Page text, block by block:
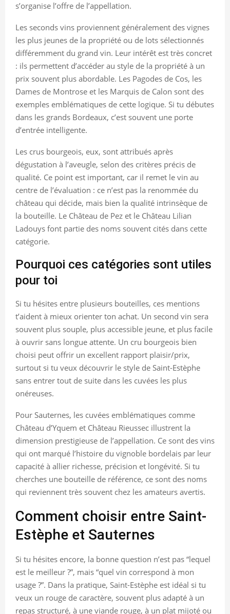
s’organise l’offre de l’appellation.
Les seconds vins proviennent généralement des vignes
les plus jeunes de la propriété ou de lots sélectionnés
différemment du grand vin. Leur intérêt est très concret
: ils permettent d’accéder au style de la propriété à un
prix souvent plus abordable. Les Pagodes de Cos, les
Dames de Montrose et les Marquis de Calon sont des
exemples emblématiques de cette logique. Si tu débutes
dans les grands Bordeaux, c’est souvent une porte
d’entrée intelligente.
Les crus bourgeois, eux, sont attribués après
dégustation à l’aveugle, selon des critères précis de
qualité. Ce point est important, car il remet le vin au
centre de l’évaluation : ce n’est pas la renommée du
château qui décide, mais bien la qualité intrinsèque de
la bouteille. Le Château de Pez et le Château Lilian
Ladouys font partie des noms souvent cités dans cette
catégorie.
Pourquoi ces catégories sont utiles
pour toi
Si tu hésites entre plusieurs bouteilles, ces mentions
t’aident à mieux orienter ton achat. Un second vin sera
souvent plus souple, plus accessible jeune, et plus facile
à ouvrir sans longue attente. Un cru bourgeois bien
choisi peut offrir un excellent rapport plaisir/prix,
surtout si tu veux découvrir le style de Saint-Estèphe
sans entrer tout de suite dans les cuvées les plus
onéreuses.
Pour Sauternes, les cuvées emblématiques comme
Château d’Yquem et Château Rieussec illustrent la
dimension prestigieuse de l’appellation. Ce sont des vins
qui ont marqué l’histoire du vignoble bordelais par leur
capacité à allier richesse, précision et longévité. Si tu
cherches une bouteille de référence, ce sont des noms
qui reviennent très souvent chez les amateurs avertis.
Comment choisir entre Saint-
Estèphe et Sauternes
Si tu hésites encore, la bonne question n’est pas “lequel
est le meilleur ?”, mais “quel vin correspond à mon
usage ?”. Dans la pratique, Saint-Estèphe est idéal si tu
veux un rouge de caractère, souvent plus adapté à un
repas structuré, à une viande rouge, à un plat mijoté ou